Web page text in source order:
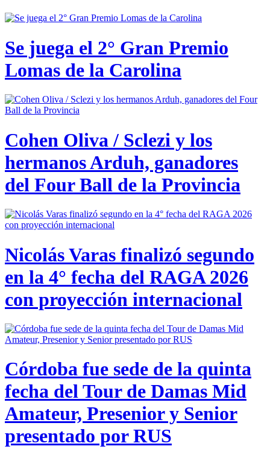
Se juega el 2° Gran Premio
Lomas de la Carolina
Cohen Oliva / Sclezi y los
hermanos Arduh, ganadores
del Four Ball de la Provincia
Nicolás Varas finalizó segundo
en la 4° fecha del RAGA 2026
con proyección internacional
Córdoba fue sede de la quinta
fecha del Tour de Damas Mid
Amateur, Presenior y Senior
presentado por RUS